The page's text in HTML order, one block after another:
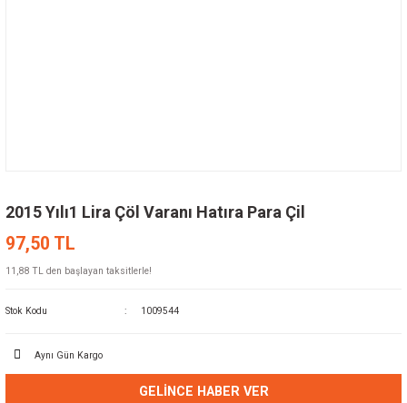
2015 Yılı1 Lira Çöl Varanı Hatıra Para Çil
97,50 TL
11,88 TL den başlayan taksitlerle!
Stok Kodu 1009544
Aynı Gün Kargo
GELINCE HABER VER